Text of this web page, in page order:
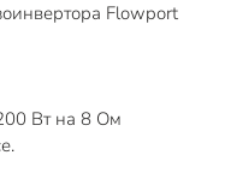
Flowport
Вт на 8 Ом